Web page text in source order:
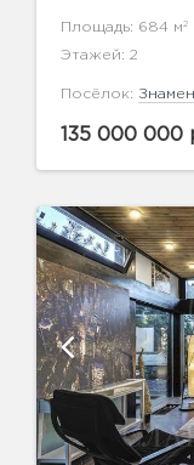
Площадь: 684 м 2
Этажей: 2
Посёлок:
135 000 000